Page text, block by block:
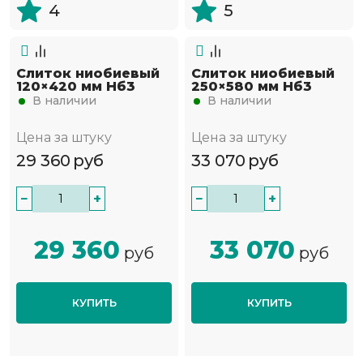
4 5
Слиток ниобиевый
120×420 мм Нб3
В наличии
Цена за штуку
29 360 руб
− +
29 360 руб
КУПИТЬ
Слиток ниобиевый
250×580 мм Нб3
В наличии
Цена за штуку
33 070 руб
− +
33 070 руб
КУПИТЬ